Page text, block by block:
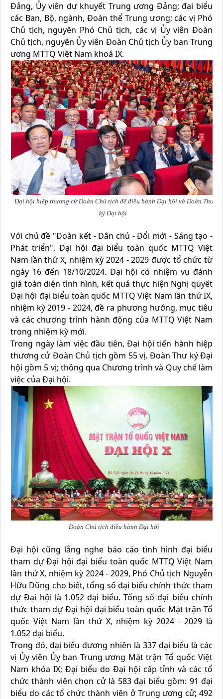
Đảng, Ủy viên dự khuyết Trung ương Đảng; đại biểu
các Ban, Bộ, ngành, Đoàn thể Trung ương; các vị Phó
Chủ tịch, nguyên Phó Chủ tịch, các vị Ủy viên Đoàn
Chủ tịch, nguyên Ủy viên Đoàn Chủ tịch Ủy ban Trung
ương MTTQ Việt Nam khoá IX.
Đại hội hiệp thương cử Đoàn Chủ tịch để điều hành Đại hội và Đoàn Thư
ký Đại hội
Với chủ đề "Đoàn kết - Dân chủ - Đổi mới - Sáng tạo -
Phát triển", Đại hội đại biểu toàn quốc MTTQ Việt
Nam lần thứ X, nhiệm kỳ 2024 - 2029 được tổ chức từ
ngày 16 đến 18/10/2024. Đại hội có nhiệm vụ đánh
giá toàn diện tình hình, kết quả thực hiện Nghị quyết
Đại hội đại biểu toàn quốc MTTQ Việt Nam lần thứ IX,
nhiệm kỳ 2019 - 2024, đề ra phương hướng, mục tiêu
và các chương trình hành động của MTTQ Việt Nam
trong nhiệm kỳ mới.
Trong ngày làm việc đầu tiên, Đại hội tiến hành hiệp
thương cử Đoàn Chủ tịch gồm 55 vị, Đoàn Thư ký Đại
hội gồm 5 vị; thông qua Chương trình và Quy chế làm
việc của Đại hội.
Đoàn Chủ tịch điều hành Đại hội
Đại hội cũng lắng nghe báo cáo tình hình đại biểu
tham dự Đại hội đại biểu toàn quốc MTTQ Việt Nam
lần thứ X, nhiệm kỳ 2024 - 2029, Phó Chủ tịch Nguyễn
Hữu Dũng cho biết, tổng số đại biểu chính thức tham
dự Đại hội là 1.052 đại biểu. Tổng số đại biểu chính
thức tham dự Đại hội đại biểu toàn quốc Mặt trận Tổ
quốc Việt Nam lần thứ X, nhiệm kỳ 2024 - 2029 là
1.052 đại biểu.
Trong đó, đại biểu đương nhiên là 337 đại biểu là các
vị Ủy viên Ủy ban Trung ương Mặt trận Tổ quốc Việt
Nam khóa IX; Đại biểu do Đại hội cấp tỉnh và các tổ
chức thành viên chọn cử là 583 đại biểu gồm: 91 đại
biểu do các tổ chức thành viên ở Trung ương cử; 492